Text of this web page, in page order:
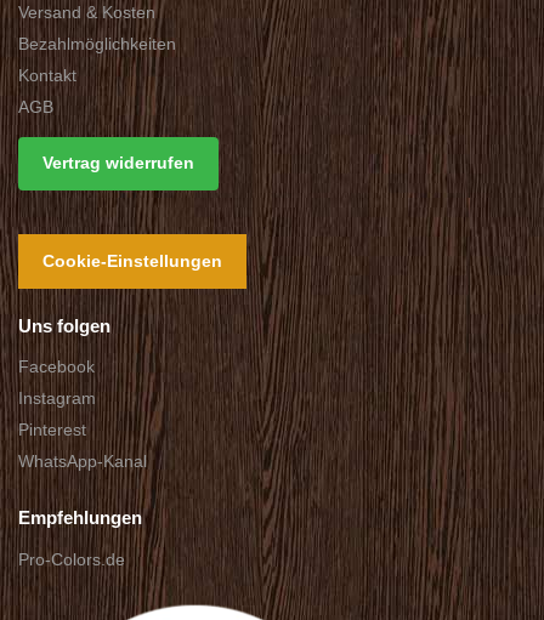
Versand & Kosten
Bezahlmöglichkeiten
Kontakt
AGB
Vertrag widerrufen
Cookie-Einstellungen
Uns folgen
Facebook
Instagram
Pinterest
WhatsApp-Kanal
Empfehlungen
Pro-Colors.de